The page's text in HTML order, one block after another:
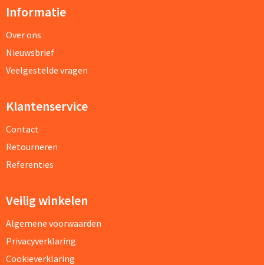
Informatie
Over ons
Nieuwsbrief
Veelgestelde vragen
Klantenservice
Contact
Retourneren
Referenties
Veilig winkelen
Algemene voorwaarden
Privacyverklaring
Cookieverklaring